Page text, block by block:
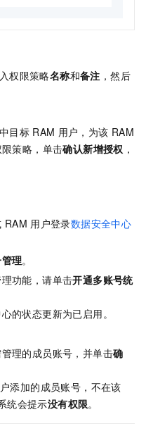
权限策略名称和备注 ，然后
目标 RAM 用户，为该 RAM
策略，单击确认新增授权 ，
RAM 用户登录数据安全中心
理。
功能，请单击开通多账号统
的状态更新为已启用。
理的成员账号，并单击确
添加的成员账号，不在该
统会提示没有权限。